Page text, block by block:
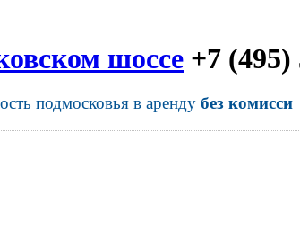
шоссе +7 (495)
подмосковья в аренду без комисси